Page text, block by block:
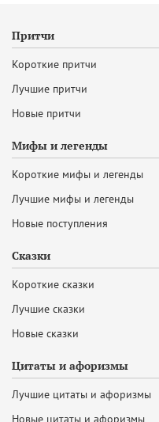
Притчи
Короткие притчи
Лучшие притчи
Новые притчи
Мифы и легенды
Короткие мифы и легенды
Лучшие мифы и легенды
Новые поступления
Сказки
Короткие сказки
Лучшие сказки
Новые сказки
Цитаты и афоризмы
Лучшие цитаты и афоризмы
Новые цитаты и афоризмы